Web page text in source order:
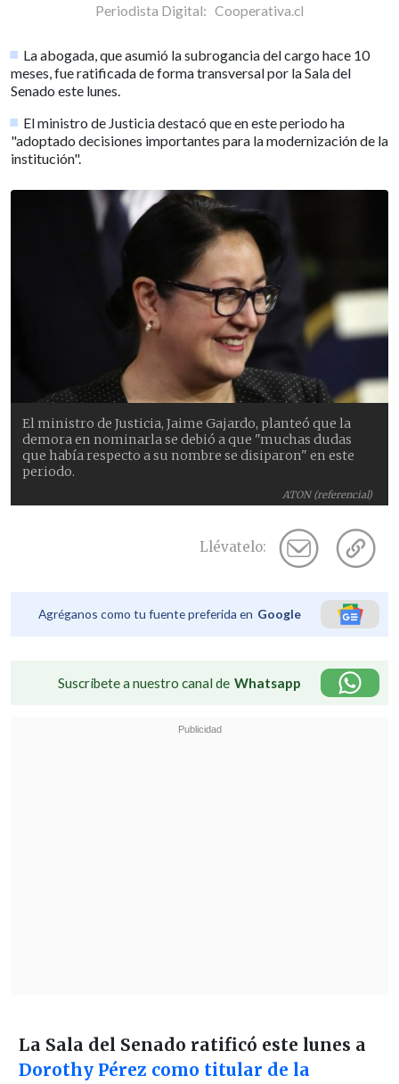
Periodista Digital: Cooperativa.cl
La abogada, que asumió la subrogancia del cargo hace 10
meses, fue ratificada de forma transversal por la Sala del
Senado este lunes.
El ministro de Justicia destacó que en este periodo ha
"adoptado decisiones importantes para la modernización de la
institución".
ATON (referencial)
El ministro de Justicia, Jaime Gajardo, planteó que la
demora en nominarla se debió a que "muchas dudas
que había respecto a su nombre se disiparon" en este
periodo.
Llévatelo:
Agréganos como tu fuente preferida en Google
Suscríbete a nuestro canal de Whatsapp
La Sala del Senado ratificó este lunes a
Dorothy Pérez como titular de la